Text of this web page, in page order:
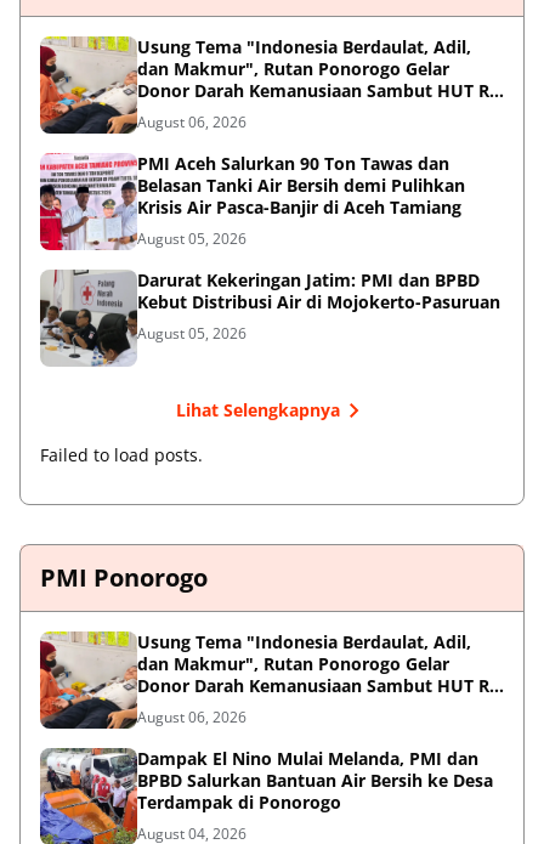
Usung Tema "Indonesia Berdaulat, Adil,
dan Makmur", Rutan Ponorogo Gelar
Donor Darah Kemanusiaan Sambut HUT RI
ke-81
August 06, 2026
PMI Aceh Salurkan 90 Ton Tawas dan
Belasan Tanki Air Bersih demi Pulihkan
Krisis Air Pasca-Banjir di Aceh Tamiang
August 05, 2026
Darurat Kekeringan Jatim: PMI dan BPBD
Kebut Distribusi Air di Mojokerto-Pasuruan
August 05, 2026
Lihat Selengkapnya
Failed to load posts.
PMI Ponorogo
Usung Tema "Indonesia Berdaulat, Adil,
dan Makmur", Rutan Ponorogo Gelar
Donor Darah Kemanusiaan Sambut HUT RI
ke-81
August 06, 2026
Dampak El Nino Mulai Melanda, PMI dan
BPBD Salurkan Bantuan Air Bersih ke Desa
Terdampak di Ponorogo
August 04, 2026